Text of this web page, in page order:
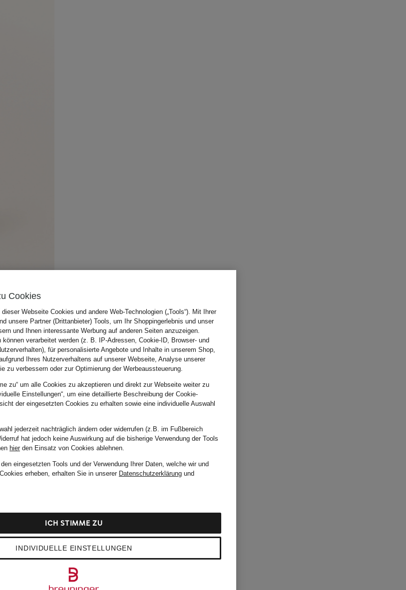
Cookies
Webseite Cookies und andere Web-Technologien („Tools“). Mit Ihrer
unsere Partner (Drittanbieter) Tools, um Ihr Shoppingerlebnis und unser
und Ihnen interessante Werbung auf anderen Seiten anzuzeigen.
können verarbeitet werden (z. B. IP-Adressen, Cookie-ID, Browser- und
für personalisierte Angebote und Inhalte in unserem Shop,
Ihres Nutzerverhaltens auf unserer Webseite, Analyse unserer
zu verbessern oder zur Optimierung der Werbeaussteuerung.
zu“ um alle Cookies zu akzeptieren und direkt zur Webseite weiter zu
Einstellungen“, um eine detaillierte Beschreibung der Cookie-
der eingesetzten Cookies zu erhalten sowie eine individuelle Auswahl
jederzeit nachträglich ändern oder widerrufen (z.B. im Fußbereich
hat jedoch keine Auswirkung auf die bisherige Verwendung der Tools
hierden Einsatz von Cookies ablehnen.
eingesetzten Tools und der Verwendung Ihrer Daten, welche wir und
erheben, erhalten Sie in unserer Datenschutzerklärung und
INDIVIDUELLE EINSTELLUNGEN
ICH STIMME ZU